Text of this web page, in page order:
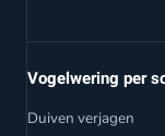
Vogelwering per
Duiven verjagen